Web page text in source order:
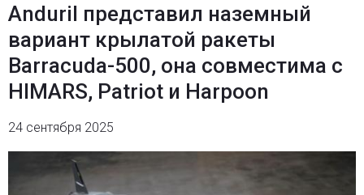
Anduril представил наземный
вариант крылатой ракеты
Barracuda-500, она совместима с
HIMARS, Patriot и Harpoon
24 сентября 2025